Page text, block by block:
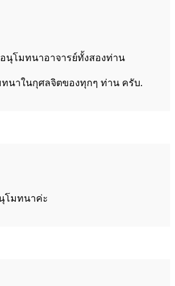
นุโมทนาอาจารย์ทั้งสองท่าน
นาในกุศลจิตของทุกๆ ท่าน ครับ.
โมทนาค่ะ